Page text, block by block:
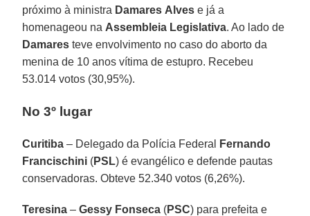
próximo à ministra Damares Alves e já a
homenageou na Assembleia Legislativa. Ao lado de
Damares teve envolvimento no caso do aborto da
menina de 10 anos vítima de estupro. Recebeu
53.014 votos (30,95%).
No 3º lugar
Curitiba – Delegado da Polícia Federal
Fernando
Francischini (PSL) é evangélico e defende pautas
conservadoras. Obteve 52.340 votos (6,26%).
Teresina –Gessy Fonseca (PSC) para prefeita e